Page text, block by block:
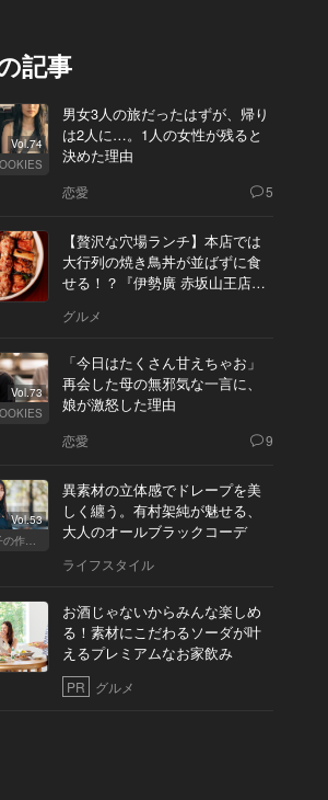
記事
Vol.74
男女3人の旅だったはずが、帰り
は2人に…。1人の女性が残ると
決めた理由
恋愛 5
【贅沢な穴場ランチ】本店では
大行列の焼き鳥丼が並ばずに食
せる！？『伊勢廣 赤坂山王店』
グルメ
Vol.73
「今日はたくさん甘えちゃお」
再会した母の無邪気な一言に、
娘が激怒した理由
恋愛 9
Vol.53
東カレ女子の作り方
異素材の立体感でドレープを美
しく纏う。有村架純が魅せる、
大人のオールブラックコーデ
ライフスタイル
お酒じゃないからみんな楽しめ
る！素材にこだわるソーダが叶
えるプレミアムなお家飲み
PR グルメ